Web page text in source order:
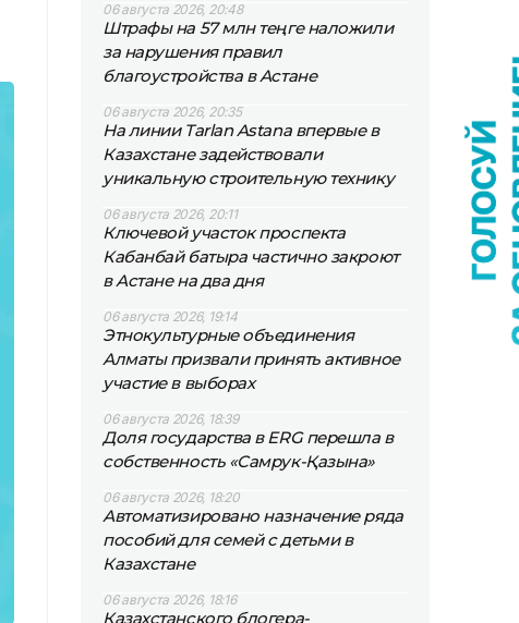
06 августа 2026, 20:48
Штрафы на 57 млн теңге наложили
за нарушения правил
благоустройства в Астане
06 августа 2026, 20:35
На линии Tarlan Astana впервые в
Казахстане задействовали
уникальную строительную технику
06 августа 2026, 20:11
Ключевой участок проспекта
Кабанбай батыра частично закроют
в Астане на два дня
06 августа 2026, 19:14
Этнокультурные объединения
Алматы призвали принять активное
участие в выборах
06 августа 2026, 18:39
Доля государства в ERG перешла в
собственность «Самрук-Қазына»
06 августа 2026, 18:20
Автоматизировано назначение ряда
пособий для семей с детьми в
Казахстане
06 августа 2026, 18:16
Казахстанского блогера-